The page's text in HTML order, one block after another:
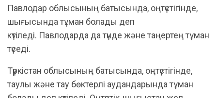
Павлодар облысының батысында, оңтүстігінде,
шығысында тұман болады деп
күтіледі. Павлодарда да түнде және таңертең тұман
түседі.
Түркістан облысының батысында, оңтүстігінде,
таулы және тау бөктерлі аудандарында тұман